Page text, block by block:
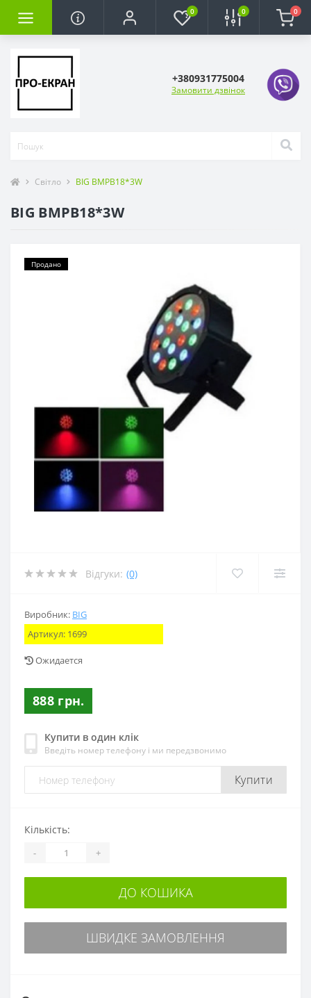
0 0 0
+380931775004
Замовити дзвінок
Світло BIG BMPB18*3W
BIG BMPB18*3W
Продано
Відгуки: (0)
Виробник: BIG
Артикул: 1699
Ожидается
888 грн.
Купити в один клік
Введіть номер телефону і ми передзвонимо
Купити
Кількість:
- +
ДО КОШИКА
ШВИДКЕ ЗАМОВЛЕННЯ